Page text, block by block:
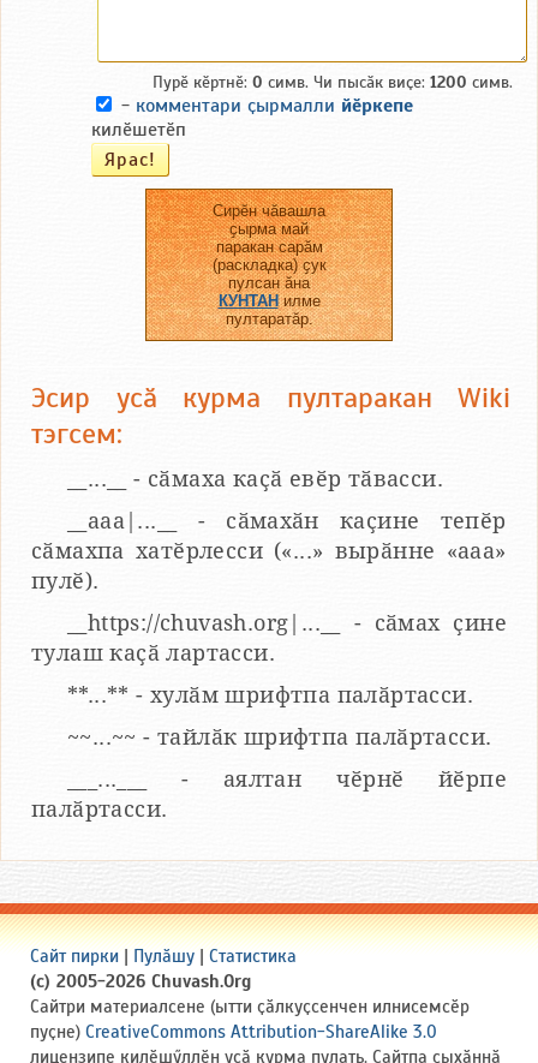
Пурӗ кӗртнӗ: 0 симв. Чи пысӑк виҫе: 1200 симв.
- комментари ҫырмалли йӗркепе
килӗшетӗп
Сирӗн чӑвашла
ҫырма май
паракан сарӑм
(раскладка) ҫук
пулсан ӑна
КУНТАНилме
пултаратӑр.
Эсир усӑ курма пултаракан Wiki
тэгсем:
__...__ - сӑмаха каҫӑ евӗр тӑвасси.
__aaa|...__ - сӑмахӑн каҫине тепӗр
сӑмахпа хатӗрлесси («...» вырӑнне «ааа»
пулӗ).
__https://chuvash.org|...__ - сӑмах ҫине
тулаш каҫӑ лартасси.
**...** - хулӑм шрифтпа палӑртасси.
~~...~~ - тайлӑк шрифтпа палӑртасси.
___...___ - аялтан чӗрнӗ йӗрпе
палӑртасси.
Сайт пирки | Пулӑшу | Статистика
(c) 2005-2026 Chuvash.Org
Сайтри материалсене (ытти ҫӑлкуҫсенчен илнисемсӗр
пуҫне) CreativeCommons Attribution-ShareAlike 3.0
лицензипе килӗшӳллӗн усӑ курма пулать. Сайтпа ҫыхӑннӑ